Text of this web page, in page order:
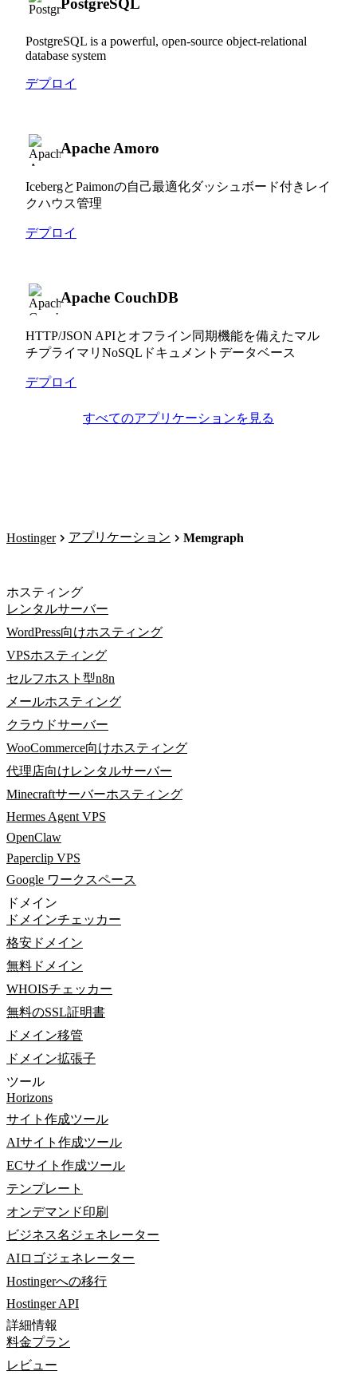
PostgreSQL is a powerful, open-source object-relational
database system
デプロイ
Apache Amoro
IcebergとPaimonの自己最適化ダッシュボード付きレイ
クハウス管理
デプロイ
Apache CouchDB
HTTP/JSON APIとオフライン同期機能を備えたマル
チプライマリNoSQLドキュメントデータベース
デプロイ
すべてのアプリケーションを見る
Hostinger アプリケーション Memgraph
ホスティング
レンタルサーバー
WordPress向けホスティング
VPSホスティング
セルフホスト型n8n
メールホスティング
クラウドサーバー
WooCommerce向けホスティング
代理店向けレンタルサーバー
Minecraftサーバーホスティング
Hermes Agent VPS
OpenClaw
Paperclip VPS
Google ワークスペース
ドメイン
ドメインチェッカー
格安ドメイン
無料ドメイン
WHOISチェッカー
無料のSSL証明書
ドメイン移管
ドメイン拡張子
ツール
Horizons
サイト作成ツール
AIサイト作成ツール
ECサイト作成ツール
テンプレート
オンデマンド印刷
ビジネス名ジェネレーター
AIロゴジェネレーター
Hostingerへの移行
Hostinger API
詳細情報
料金プラン
レビュー